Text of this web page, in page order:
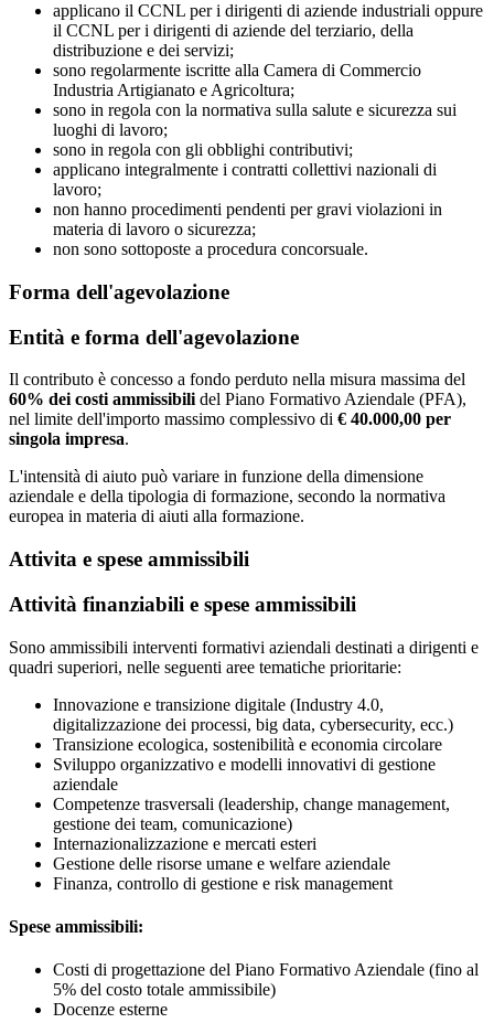
applicano il CCNL per i dirigenti di aziende industriali oppure
il CCNL per i dirigenti di aziende del terziario, della
distribuzione e dei servizi;
sono regolarmente iscritte alla Camera di Commercio
Industria Artigianato e Agricoltura;
sono in regola con la normativa sulla salute e sicurezza sui
luoghi di lavoro;
sono in regola con gli obblighi contributivi;
applicano integralmente i contratti collettivi nazionali di
lavoro;
non hanno procedimenti pendenti per gravi violazioni in
materia di lavoro o sicurezza;
non sono sottoposte a procedura concorsuale.
Forma dell'agevolazione
Entità e forma dell'agevolazione
Il contributo è concesso a fondo perduto nella misura massima del
60% dei costi ammissibili del Piano Formativo Aziendale (PFA),
nel limite dell'importo massimo complessivo di € 40.000,00 per
singola impresa.
L'intensità di aiuto può variare in funzione della dimensione
aziendale e della tipologia di formazione, secondo la normativa
europea in materia di aiuti alla formazione.
Attivita e spese ammissibili
Attività finanziabili e spese ammissibili
Sono ammissibili interventi formativi aziendali destinati a dirigenti e
quadri superiori, nelle seguenti aree tematiche prioritarie:
Innovazione e transizione digitale (Industry 4.0,
digitalizzazione dei processi, big data, cybersecurity, ecc.)
Transizione ecologica, sostenibilità e economia circolare
Sviluppo organizzativo e modelli innovativi di gestione
aziendale
Competenze trasversali (leadership, change management,
gestione dei team, comunicazione)
Internazionalizzazione e mercati esteri
Gestione delle risorse umane e welfare aziendale
Finanza, controllo di gestione e risk management
Spese ammissibili:
Costi di progettazione del Piano Formativo Aziendale (fino al
5% del costo totale ammissibile)
Docenze esterne